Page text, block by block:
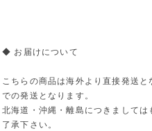
◆ お届けについて
こちらの商品は海外より直接発送
での発送となります。
北海道・沖縄・離島につきまして
了承下さい。